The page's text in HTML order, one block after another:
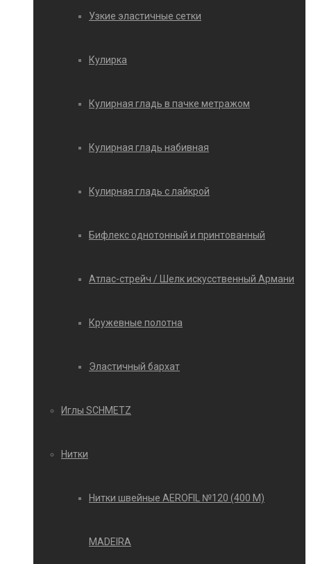
Узкие эластичные сетки
Кулирка
Кулирная гладь в пачке метражом
Кулирная гладь набивная
Кулирная гладь с лайкрой
Бифлекс однотонный и принтованный
Атлас-стрейч / Шелк искусственный Армани
Кружевные полотна
Эластичный бархат
Иглы SCHMETZ
Нитки
Нитки швейные AEROFIL №120 (400 М)
MADEIRA